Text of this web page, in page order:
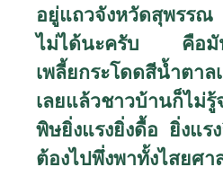
อยู่แถวจังหวัดสุพรรณ
ไม่ได้นะครับ คือมัน
เพลี้ยกระโดดสีน้ำตาล
เลยแล้วชาวบ้านก็ไม่
พิษยิ่งแรงยิ่งดื้อ ยิ่งแ
ต้องไปพึ่งพาทั้งไสยศา